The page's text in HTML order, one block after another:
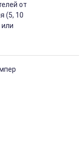
от
(5, 10